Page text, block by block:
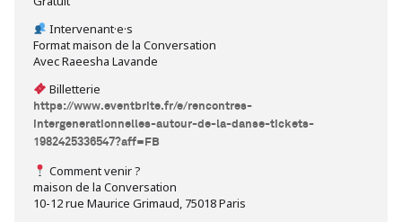
Intervenant·e·s
Format maison de la Conversation
Avec Raeesha Lavande
Billetterie
https://www.eventbrite.fr/e/rencontres-
intergenerationnelles-autour-de-la-danse-tickets-
1982425336547?aff=FB
Comment venir ?
maison de la Conversation
10-12 rue Maurice Grimaud, 75018 Paris